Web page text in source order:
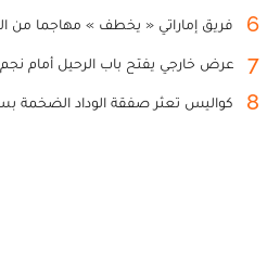
6 فريق إماراتي « يخطف » مهاجما من
7 عرض خارجي يفتح باب الرحيل أمام نجم
8 كواليس تعثر صفقة الوداد الضخمة